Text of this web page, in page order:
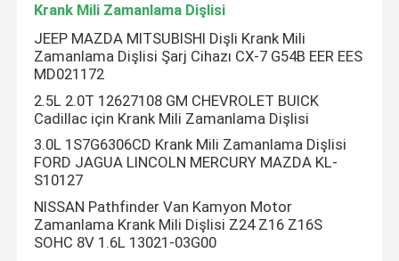
Krank Mili Zamanlama Dişlisi
Zamanlama Zinciri Kılavuz Rayı
Zincir Gergi Kolu
Yağ Pompası Gergisi
Krank Mili Zamanlama Dişlisi
JEEP MAZDA MITSUBISHI Dişli Krank Mili
Zamanlama Dişlisi Şarj Cihazı CX-7 G54B EER EES
MD021172
2.5L 2.0T 12627108 GM CHEVROLET BUICK
Cadillac için Krank Mili Zamanlama Dişlisi
3.0L 1S7G6306CD Krank Mili Zamanlama Dişlisi
FORD JAGUA LINCOLN MERCURY MAZDA KL-
S10127
NISSAN Pathfinder Van Kamyon Motor
Zamanlama Krank Mili Dişlisi Z24 Z16 Z16S
SOHC 8V 1.6L 13021-03G00